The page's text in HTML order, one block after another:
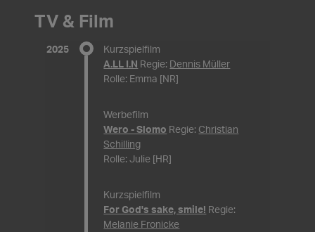
TV & Film
2025
Kurzspielfilm
A.LL I.N Regie: Dennis Müller
Rolle: Emma [NR]
Werbefilm
Wero - Slomo Regie: Christian
Schilling
Rolle: Julie [HR]
Kurzspielfilm
For God's sake, smile! Regie:
Melanie Fronicke